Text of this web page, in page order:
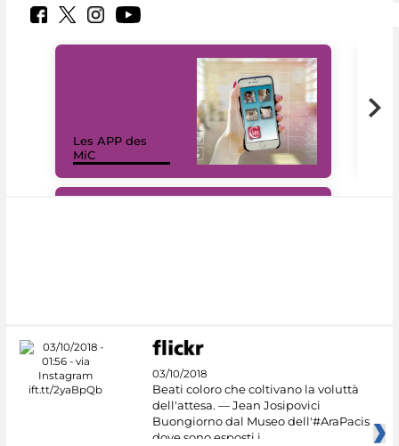
Les APP des
MiC
03/10/2018
Beati coloro che coltivano la voluttà
dell'attesa. — Jean Josipovici
Buongiorno dal Museo dell'#AraPacis
dove sono esposti i